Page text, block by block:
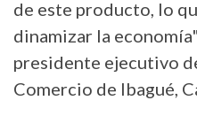
de este producto, lo
dinamizar la
presidente ejecutivo
Comercio de Ibagué,